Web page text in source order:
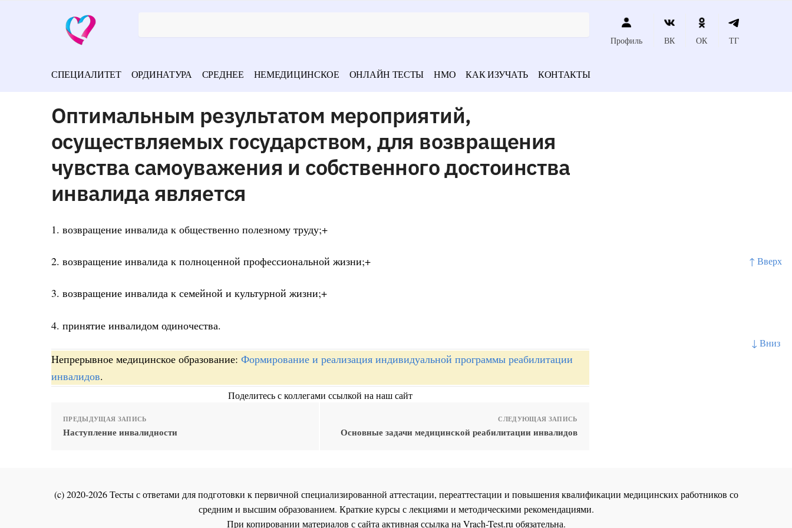
↑ Вверх
↓ Вниз
Профиль ВК ОК ТГ
СПЕЦИАЛИТЕТ ОРДИНАТУРА СРЕДНЕЕ НЕМЕДИЦИНСКОЕ ОНЛАЙН ТЕСТЫ НМО КАК ИЗУЧАТЬ КОНТАКТЫ
Оптимальным результатом мероприятий,
осуществляемых государством, для возвращения
чувства самоуважения и собственного достоинства
инвалида является
1. возвращение инвалида к общественно полезному труду;+
2. возвращение инвалида к полноценной профессиональной жизни;+
3. возвращение инвалида к семейной и культурной жизни;+
4. принятие инвалидом одиночества.
Непрерывное медицинское образование: Формирование и реализация индивидуальной программы реабилитации
инвалидов.
Поделитесь с коллегами ссылкой на наш сайт
ПРЕДЫДУЩАЯ ЗАПИСЬ
Наступление инвалидности
СЛЕДУЮЩАЯ ЗАПИСЬ
Основные задачи медицинской реабилитации инвалидов
(c) 2020-2026 Тесты с ответами для подготовки к первичной специализированной аттестации, переаттестации и повышения квалификации медицинских работников со
средним и высшим образованием. Краткие курсы с лекциями и методическими рекомендациями.
При копировании материалов с сайта активная ссылка наVrach-Test.ruобязательна.